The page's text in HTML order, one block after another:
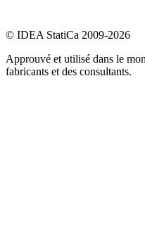
© IDEA StatiCa 2009-2026
Approuvé et utilisé dans le
fabricants et des consultants.